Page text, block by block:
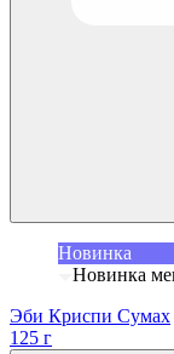
Новинка
Новинка
Эби Криспи Сумах
125 г